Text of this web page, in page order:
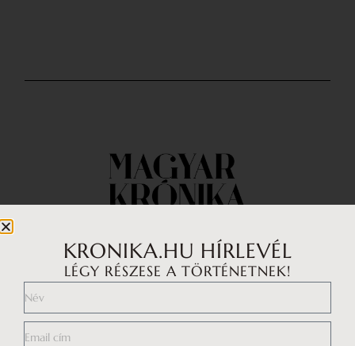
Impresszum
KRONIKA.HU HÍRLEVÉL
LÉGY RÉSZESE A TÖRTÉNETNEK!